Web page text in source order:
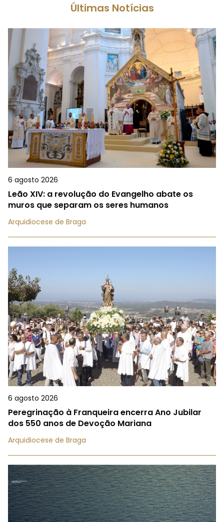
Últimas Notícias
6 agosto 2026
Leão XIV: a revolução do Evangelho abate os
muros que separam os seres humanos
Arquidiocese de Braga
6 agosto 2026
Peregrinação à Franqueira encerra Ano Jubilar
dos 550 anos de Devoção Mariana
Arquidiocese de Braga